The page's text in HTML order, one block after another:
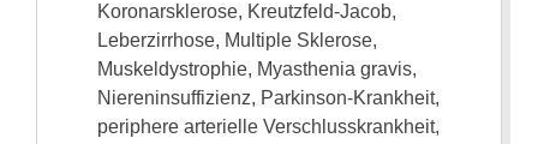
Koronarsklerose, Kreutzfeld-Jacob,
Leberzirrhose, Multiple Sklerose,
Muskeldystrophie, Myasthenia gravis,
Niereninsuffizienz, Parkinson-Krankheit,
periphere arterielle Verschlusskrankheit,